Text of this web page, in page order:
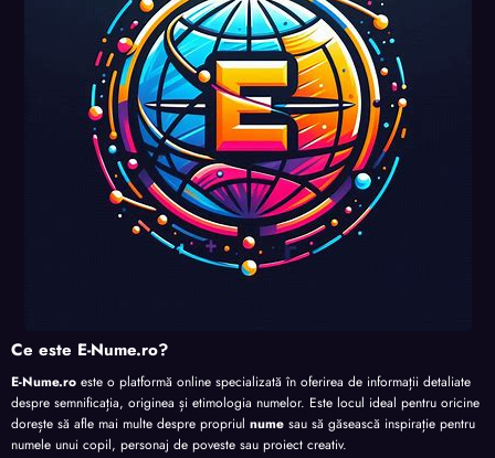
nalita
te
nalita
te
Ce este E-Nume.ro?
E-Nume.ro este o platformă online specializată în oferirea de informații detaliate
despre semnificația, originea și etimologia numelor. Este locul ideal pentru oricine
dorește să afle mai multe despre propriul nume sau să găsească inspirație pentru
numele unui copil, personaj de poveste sau proiect creativ.